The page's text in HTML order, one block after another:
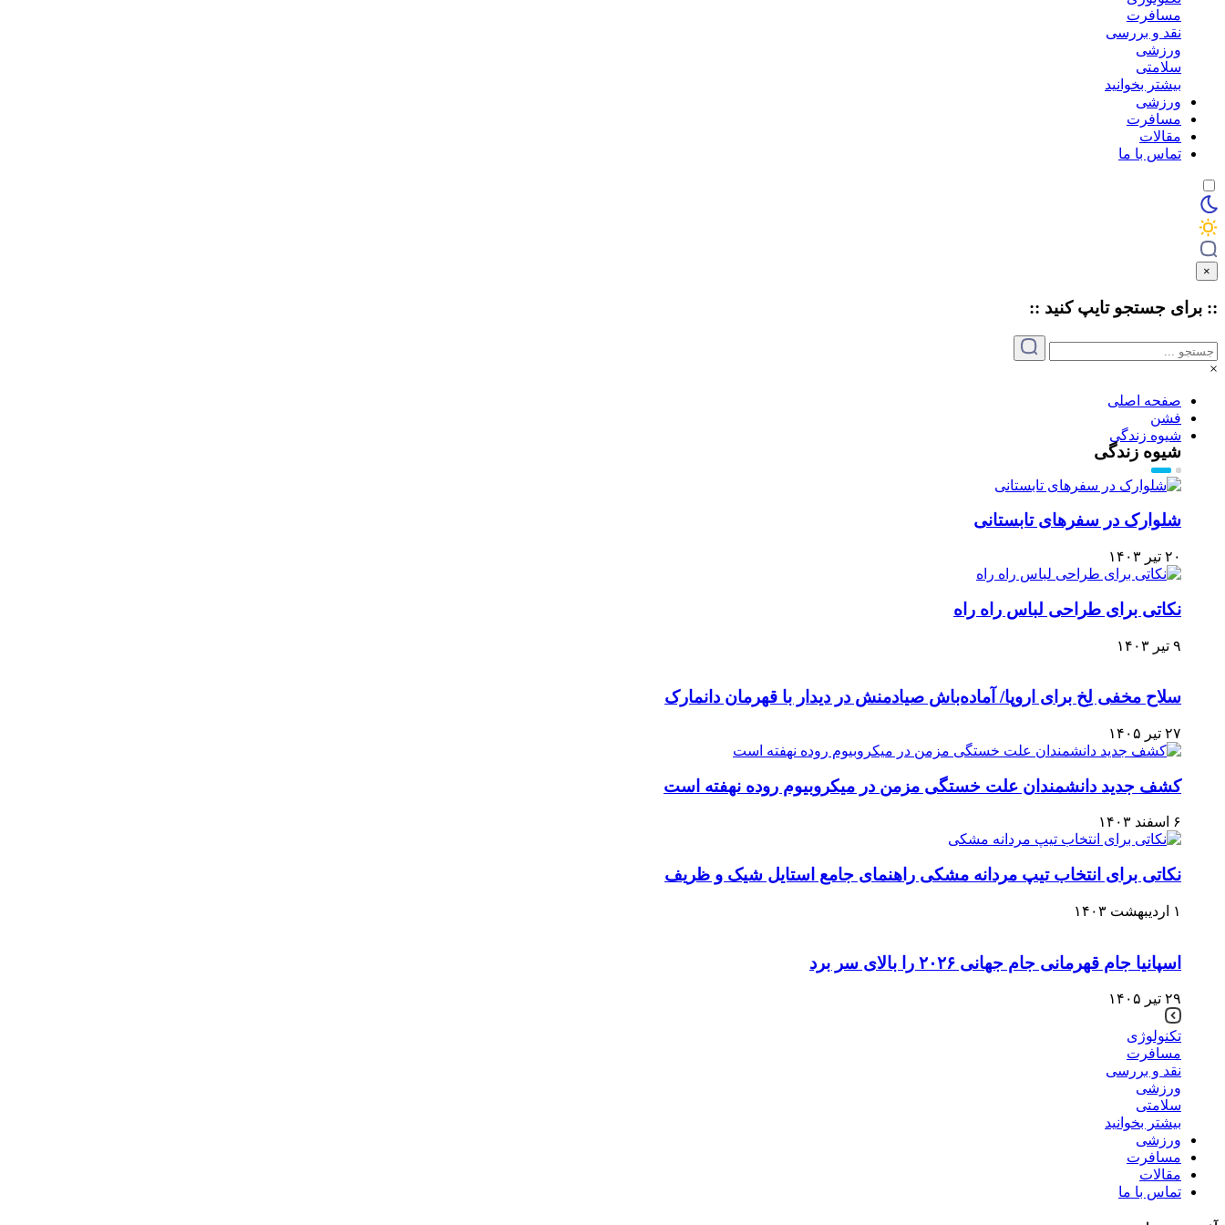
مسافرت
نقد و بررسی
ورزشی
سلامتی
بیشتر بخوانید
ورزشی
مسافرت
مقالات
تماس با ما
×
:: برای جستجو تایپکنید ::
×
صفحه اصلی
فشن
شیوه زندگی
شیوه زندگی
شلوارک در سفرهای تابستانی
۲۰ تیر ۱۴۰۳
نکاتی برای طراحی لباس راه راه
۹ تیر ۱۴۰۳
سلاح مخفی لِخ برای اروپا/ آماده‌باش صیادمنش در دیدار با قهرمان دانمارک
۲۷ تیر ۱۴۰۵
کشف جدید دانشمندان علت خستگی مزمن در میکروبیوم روده نهفته است
۶ اسفند ۱۴۰۳
نکاتی برای انتخاب تیپ مردانه مشکی راهنمای جامع استایل شیک و ظریف
۱ اردیبهشت ۱۴۰۳
اسپانیا جام قهرمانی جام جهانی ۲۰۲۶ را بالای سر برد
۲۹ تیر ۱۴۰۵
تکنولوژی
مسافرت
نقد و بررسی
ورزشی
سلامتی
بیشتر بخوانید
ورزشی
مسافرت
مقالات
تماس با ما